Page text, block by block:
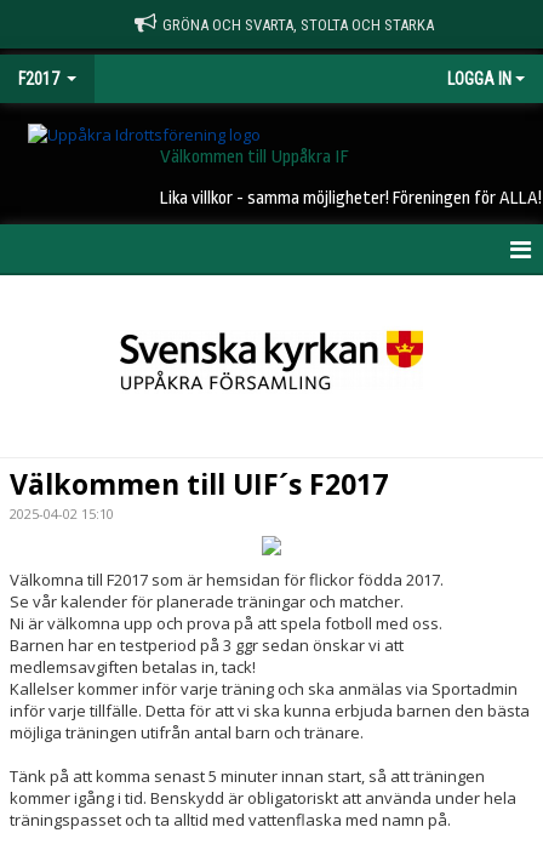
GRÖNA OCH SVARTA, STOLTA OCH STARKA
F2017 LOGGA IN
Välkommen till Uppåkra IF
Lika villkor - samma möjligheter! Föreningen för ALLA!
TRUPPEN
DOKUMENT
KONTAKT
Välkommen till UIF´s F2017
2025-04-02 15:10
Välkomna till F2017 som är hemsidan för flickor födda 2017.
Se vår kalender för planerade träningar och matcher.
Ni är välkomna upp och prova på att spela fotboll med oss.
Barnen har en testperiod på 3 ggr sedan önskar vi att
medlemsavgiften betalas in, tack!
Kallelser kommer inför varje träning och ska anmälas via Sportadmin
inför varje tillfälle. Detta för att vi ska kunna erbjuda barnen den bästa
möjliga träningen utifrån antal barn och tränare.
Tänk på att komma senast 5 minuter innan start, så att träningen
kommer igång i tid. Benskydd är obligatoriskt att använda under hela
träningspasset och ta alltid med vattenflaska med namn på.